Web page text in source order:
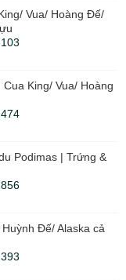
Vua/ Hoàng Đế/
King/ Vua/ Hoàng
Podimas | Trứng &
Đế/ Alaska cả